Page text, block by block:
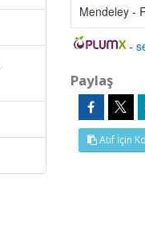
Mendeley -
-
Paylaş
Atıf İçin